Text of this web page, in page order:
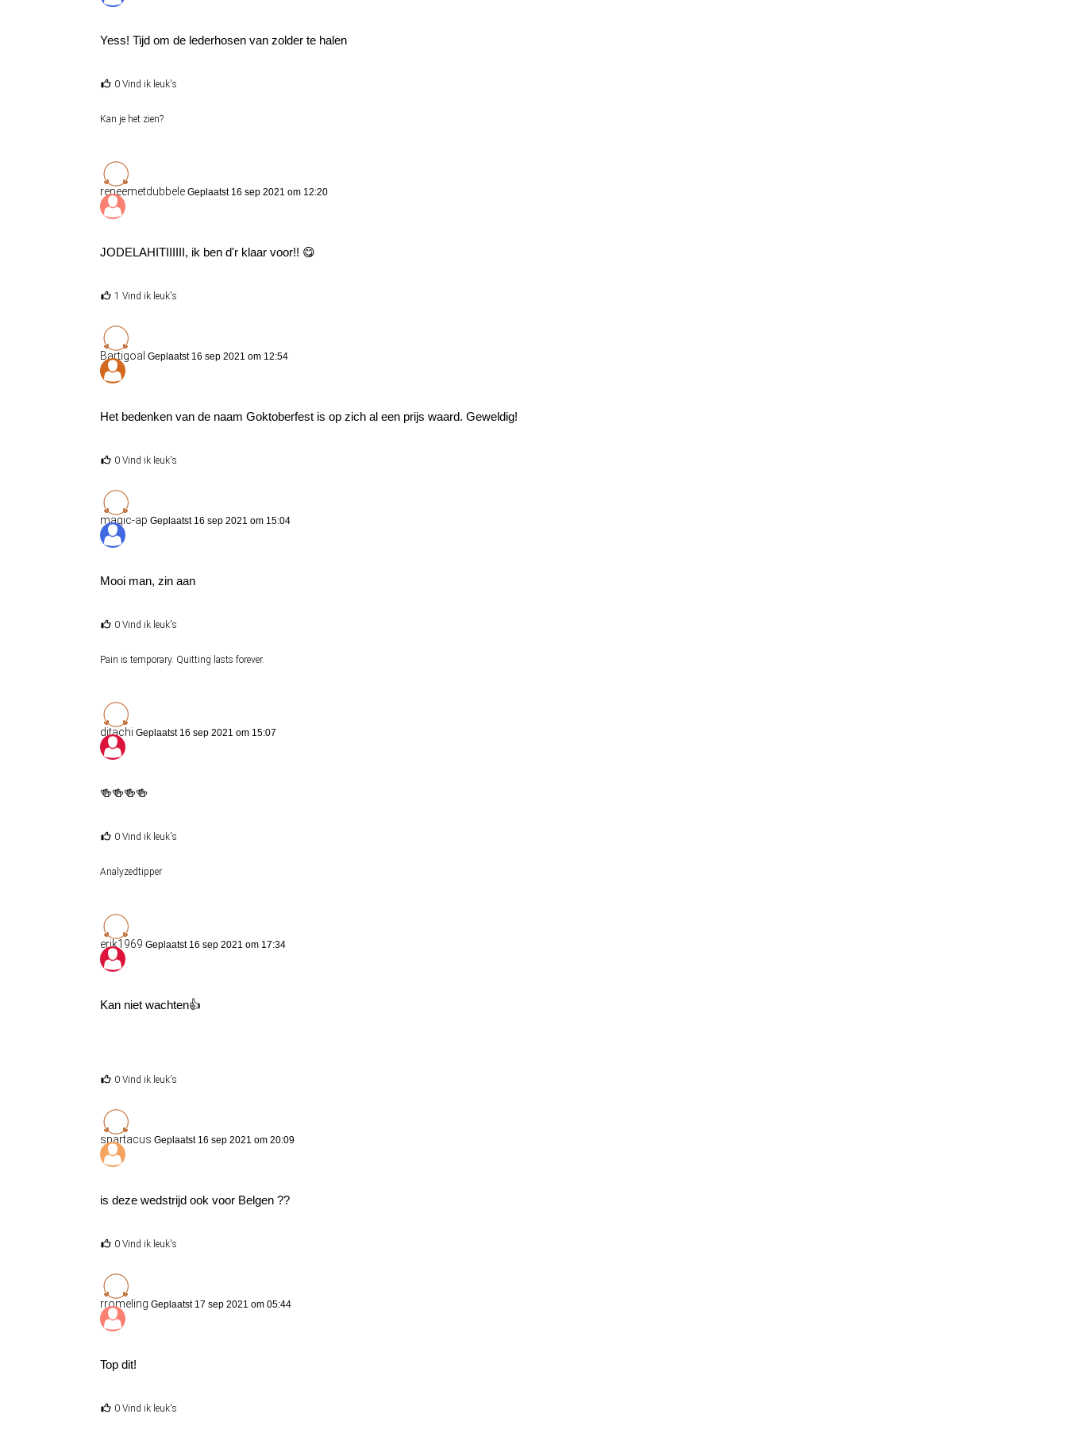
Yess! Tijd om de lederhosen van zolder te halen
0 Vind ik leuk's
Kan je het zien?
reneemetdubbele Geplaatst 16 sep 2021 om 12:20
JODELAHITIIIIII, ik ben d'r klaar voor!! 😋
1 Vind ik leuk's
Bartigoal Geplaatst 16 sep 2021 om 12:54
Het bedenken van de naam Goktoberfest is op zich al een prijs waard. Geweldig!
0 Vind ik leuk's
magic-ap Geplaatst 16 sep 2021 om 15:04
Mooi man, zin aan
0 Vind ik leuk's
Pain is temporary. Quitting lasts forever.
ditachi Geplaatst 16 sep 2021 om 15:07
🍻🍻🍻🍻
0 Vind ik leuk's
Analyzedtipper
erik1969 Geplaatst 16 sep 2021 om 17:34
Kan niet wachten👍
0 Vind ik leuk's
spartacus Geplaatst 16 sep 2021 om 20:09
is deze wedstrijd ook voor Belgen ??
0 Vind ik leuk's
rromeling Geplaatst 17 sep 2021 om 05:44
Top dit!
0 Vind ik leuk's